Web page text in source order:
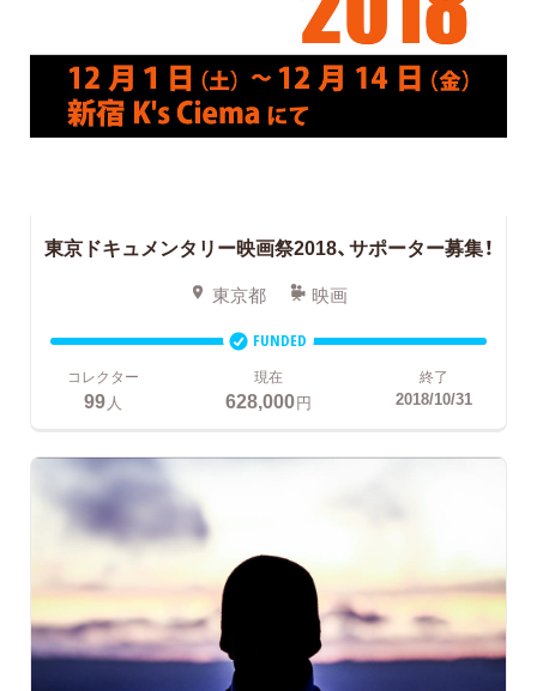
東京ドキュメンタリー映画祭2018、サポーター募集！
東京都 映画
FUNDED
コレクター
99 人
現在
628,000円
終了
2018/10/31